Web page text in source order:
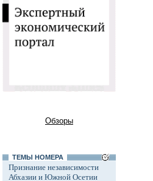
Обзоры
ТЕМЫ НОМЕРА
Признание независимости
Абхазии и Южной Осетии